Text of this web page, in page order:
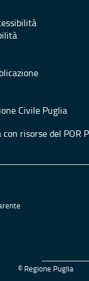
Civile Puglia
risorse del POR
© Regione Puglia